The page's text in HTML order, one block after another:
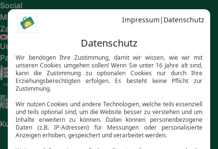
Social
Media
Zahlungsarten
Unsere
Partner
Kundenbewertungen